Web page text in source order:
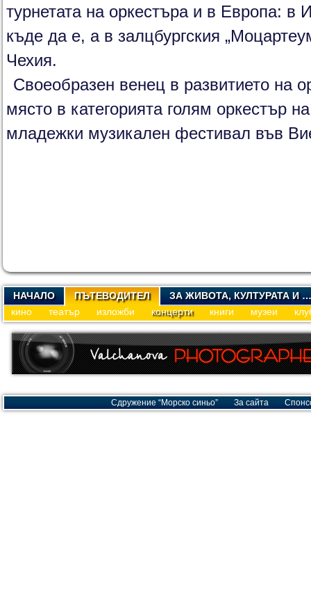
турнетата на оркестъра и в Европа: в
къде да е, а в залцбургския
Чехия.
Своеобразен венец в развитието на
място в категорията голям оркестър
младежки музикален фестивал във
НАЧАЛО ПЪТЕВОДИТЕЛ
ЗА ЖИВОТА, КУЛТУРАТА И …
кино
театър изложби концерти книги музеи
Сдружение “Морско синьо” За сайта